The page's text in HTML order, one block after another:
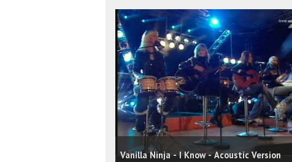
Vanilla Ninja - I Know - Acoustic Version